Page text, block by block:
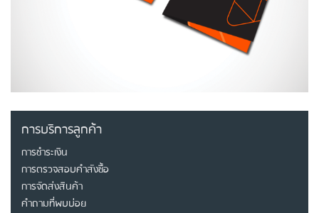
การบริการลูกค้า
การชำระเงิน
การตรวจสอบคำสังซื้อ
การจัดส่งสินค้า
คำถามที่พบบ่อย